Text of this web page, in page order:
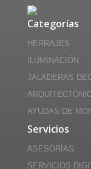
Categorías
HERRAJES
ILUMINACIÓN
JALADERAS
AYUDAS DE
Servicios
ASESORÍAS
SERVICIOS